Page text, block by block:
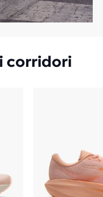
corridori